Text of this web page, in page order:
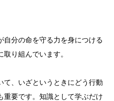
自分の命を守る力を身につける
り組んでいます。
て、いざというときにどう行動
重要です。知識として学ぶだけ